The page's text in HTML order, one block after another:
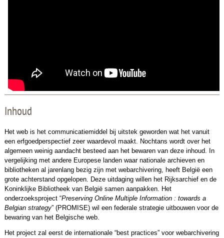
Inhoud
Het web is het communicatiemiddel bij uitstek geworden wat het vanuit
een erfgoedperspectief zeer waardevol maakt. Nochtans wordt over het
algemeen weinig aandacht besteed aan het bewaren van deze inhoud. In
vergelijking met andere Europese landen waar nationale archieven en
bibliotheken al jarenlang bezig zijn met webarchivering, heeft België een
grote achterstand opgelopen. Deze uitdaging willen het Rijksarchief en de
Koninklijke Bibliotheek van België samen aanpakken. Het
onderzoeksproject “Preserving Online Multiple Information : towards a
Belgian strategy” (PROMISE) wil een federale strategie uitbouwen voor de
bewaring van het Belgische web.
Het project zal eerst de internationale “best practices” voor webarchivering